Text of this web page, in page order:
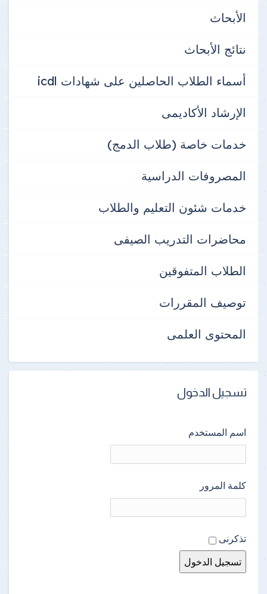
الأبحاث
نتائج الأبحاث
أسماء الطلاب الحاصلين على شهادات icdl
الإرشاد الأكاديمى
خدمات خاصة (طلاب الدمج)
المصروفات الدراسية
خدمات شئون التعليم والطلاب
محاضرات التدريب الصيفى
الطلاب المتفوقين
توصيف المقررات
المحتوى العلمى
تسجيل الدخول
اسم المستخدم
كلمة المرور
تذكرنى